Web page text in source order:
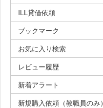
ILL貸借依頼
ブックマーク
お気に入り検索
レビュー履歴
新着アラート
新規購入依頼（教職員のみ）